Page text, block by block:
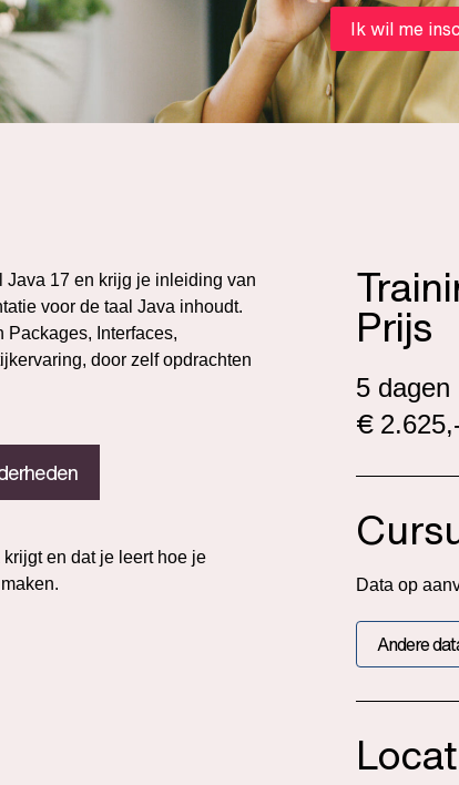
Ik wil me
Java 17 en krijg je inleiding van
voor de taal Java inhoudt.
Interfaces,
door zelf opdrachten
en dat je leert hoe je
Prijs
5 dagen
€
Data op
Andere